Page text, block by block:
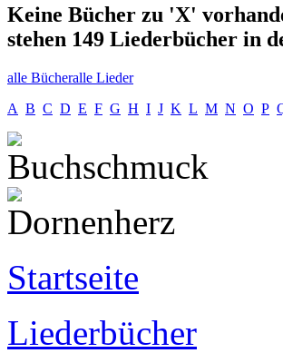
Keine Bücher zu 'X'
stehen 149 Liederbücher in
alle Bücheralle Lieder
A B C D E F G H I J K L M N O P
Startseite
Liederbücher